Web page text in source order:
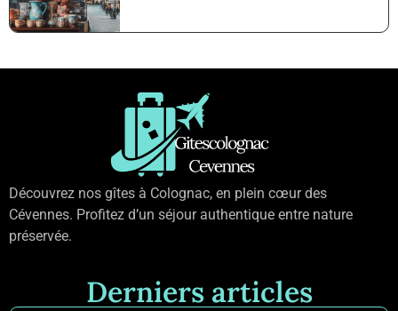
Découvrez nos gîtes à Colognac, en plein cœur des
Cévennes. Profitez d’un séjour authentique entre nature
préservée.
Derniers articles